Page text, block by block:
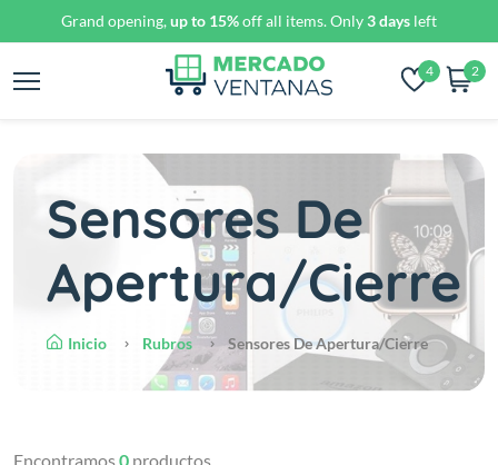
Grand opening,up to 15%off all items. Only3 days left
4 2
Sensores De
Apertura/Cierre
Inicio Rubros Sensores De Apertura/Cierre
Encontramos0 productos